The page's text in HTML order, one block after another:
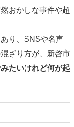
おかしな事件や超
り、SNSや名声
ざり方が、新啓市
たいけれど何が起